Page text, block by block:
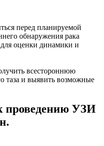
перед планируемой
обнаружения рака
оценки динамики и
всестороннюю
таза и выявить возможные
проведению УЗИ